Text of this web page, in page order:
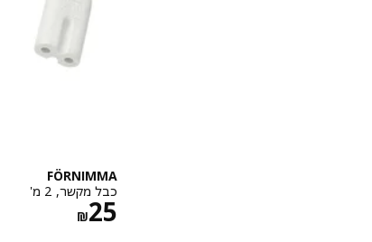
FÖRNIMMA
כבל מקשר, 2 מ'
‏₪25 מחיר ‏₪ 25